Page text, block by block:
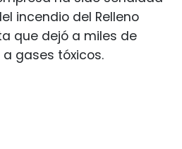
incendio del Relleno
que dejó a miles de
gases tóxicos.